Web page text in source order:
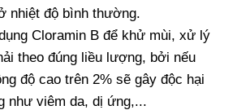
nhiệt độ bình thường.
Cloramin B để khử mùi, xử lý
theo đúng liều lượng, bởi nếu
độ cao trên 2% sẽ gây độc hại
như viêm da, dị ứng,...